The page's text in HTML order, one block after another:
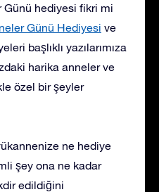
Günü hediyesi fikri mi
Günü Hediyesi ve
başlıklı yazılarımıza
harika anneler ve
özel bir şeyler
ne hediye
şey ona ne kadar
edildiğini